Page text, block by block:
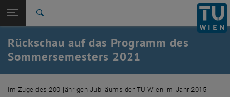
TU Login
Quicklinks
Quicklinks-Menü umschalten
Studium
International
Karriere
Zur 1. Menü Ebene
TU Wien
Zurück: Subseiten von TU Vision 2015 auflisten
Zurück zur letzten Ebene:
TU Vision 2015
Rückschau auf das Programm des
Sommersemesters 2021
Im Zuge des 200-jährigen Jubiläums der TU Wien im Jahr 2015